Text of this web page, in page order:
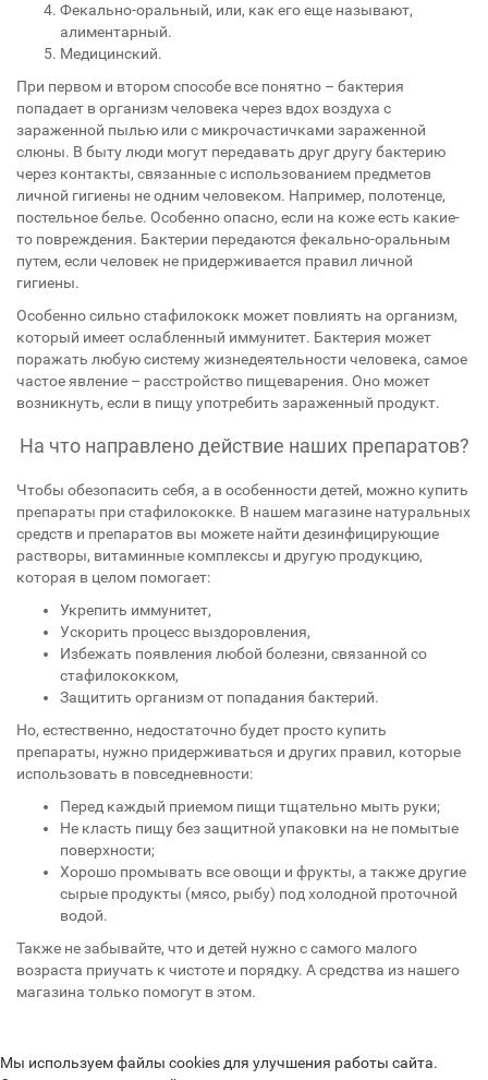
Фекально-оральный, или, как его еще называют,
алиментарный.
Медицинский.
При первом и втором способе все понятно – бактерия
попадает в организм человека через вдох воздуха с
зараженной пылью или с микрочастичками зараженной
слюны. В быту люди могут передавать друг другу бактерию
через контакты, связанные с использованием предметов
личной гигиены не одним человеком. Например, полотенце,
постельное белье. Особенно опасно, если на коже есть какие-
то повреждения. Бактерии передаются фекально-оральным
путем, если человек не придерживается правил личной
гигиены.
Особенно сильно стафилококк может повлиять на организм,
который имеет ослабленный иммунитет. Бактерия может
поражать любую систему жизнедеятельности человека, самое
частое явление – расстройство пищеварения. Оно может
возникнуть, если в пищу употребить зараженный продукт.
На что направлено действие наших препаратов?
Чтобы обезопасить себя, а в особенности детей, можно купить
препараты при стафилококке. В нашем магазине натуральных
средств и препаратов вы можете найти дезинфицирующие
растворы, витаминные комплексы и другую продукцию,
которая в целом помогает:
Укрепить иммунитет,
Ускорить процесс выздоровления,
Избежать появления любой болезни, связанной со
стафилококком,
Защитить организм от попадания бактерий.
Но, естественно, недостаточно будет просто купить
препараты, нужно придерживаться и других правил, которые
использовать в повседневности:
Перед каждый приемом пищи тщательно мыть руки;
Не класть пищу без защитной упаковки на не помытые
поверхности;
Хорошо промывать все овощи и фрукты, а также другие
сырые продукты (мясо, рыбу) под холодной проточной
водой.
Также не забывайте, что и детей нужно с самого малого
возраста приучать к чистоте и порядку. А средства из нашего
магазина только помогут в этом.
Мы используем файлы cookies для улучшения работы сайта.